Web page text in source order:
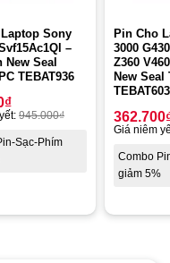
Sony
–
New Seal
TEBAT936
₫
945.000₫
Sạc-Phím
Pin Cho
3000
Z360
New Seal
TEBAT603
362.700
Giá niêm
Combo
giảm 5%